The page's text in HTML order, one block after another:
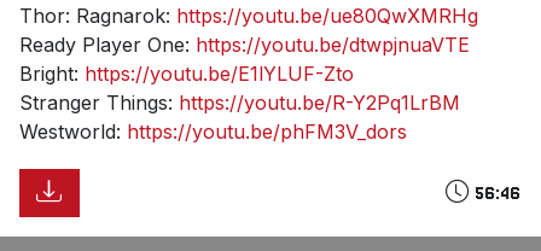
Thor: Ragnarok: https://youtu.be/ue80QwXMRHg
Ready Player One: https://youtu.be/dtwpjnuaVTE
Bright: https://youtu.be/E1lYLUF-Zto
Stranger Things: https://youtu.be/R-Y2Pq1LrBM
Westworld: https://youtu.be/phFM3V_dors
56:46